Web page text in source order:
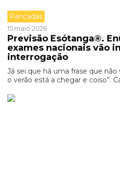
Pancadas
15 maio 2026
Previsão Esótanga®.
exames nacionais vão
interrogação
Já sei que há uma frase que não
o verão está a chegar e coiso”.